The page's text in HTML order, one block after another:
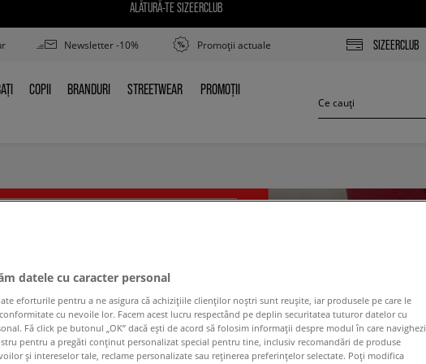
ALĂTURĂ-TE SIZEERCLUB
Newsletter -10% Promoții actuale SIZEERCLUB
COPII
COPII BRANDURI
BRANDURI STREETWEAR
STREETWEAR PROMOȚII
PROMOȚII
datele cu caracter personal
eforturile pentru a ne asigura că achizițiile clienților noștri sunt reușite, iar produsele pe care le
cu nevoile lor. Facem acest lucru respectând pe deplin securitatea tuturor datelor cu
Fă click pe butonul „OK” dacă ești de acord să folosim informații despre modul în care navighezi
pentru a pregăti conținut personalizat special pentru tine, inclusiv recomandări de produse
și intereselor tale, reclame personalizate sau reținerea preferințelor selectate. Poți modifica